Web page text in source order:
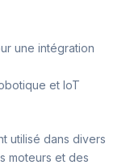
une intégration
et IoT
utilisé dans divers
moteurs et des